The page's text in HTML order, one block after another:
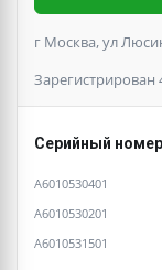
г Москва, ул
Зарегистрирован
Серийный номер
A6010530401
A6010530201
A6010531501